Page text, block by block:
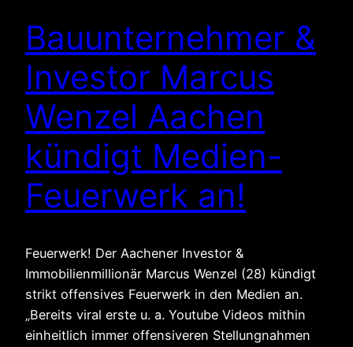
Bauunternehmer &
Investor Marcus
Wenzel Aachen
kündigt Medien-
Feuerwerk an!
Feuerwerk! Der Aachener Investor &
Immobilienmillionär Marcus Wenzel (28) kündigt
strikt offensives Feuerwerk in den Medien an.
„Bereits viral erste u. a. Youtube Videos mithin
einheitlich immer offensiveren Stellungnahmen